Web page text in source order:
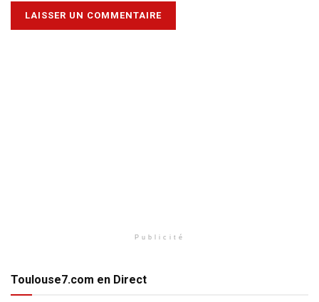
Publicité
Toulouse7.com en Direct